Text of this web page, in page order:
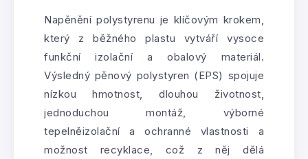
Napěnění polystyrenu je klíčovým krokem,
který z běžného plastu vytváří vysoce
funkční izolační a obalový materiál.
Výsledný pěnový polystyren (EPS) spojuje
nízkou hmotnost, dlouhou životnost,
jednoduchou montáž, výborné
tepelněizolační a ochranné vlastnosti a
možnost recyklace, což z něj dělá